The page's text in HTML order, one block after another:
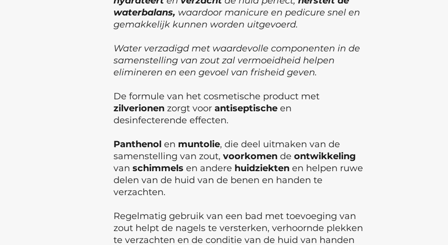
waterbalans, waardoor manicure en pedicure snel en
gemakkelijk kunnen worden uitgevoerd.
Water verzadigd met waardevolle componenten in de
samenstelling van zout zal vermoeidheid helpen
elimineren en een gevoel van frisheid geven.
De formule van het cosmetische product met
zilverionen zorgt voor antiseptische en
desinfecterende effecten.
Panthenol en muntolie, die deel uitmaken van de
samenstelling van zout, voorkomen de ontwikkeling
van schimmels en andere huidziekten en helpen ruwe
delen van de huid van de benen en handen te
verzachten.
Regelmatig gebruik van een bad met toevoeging van
zout helpt de nagels te versterken, verhoornde plekken
te verzachten en de conditie van de huid van handen